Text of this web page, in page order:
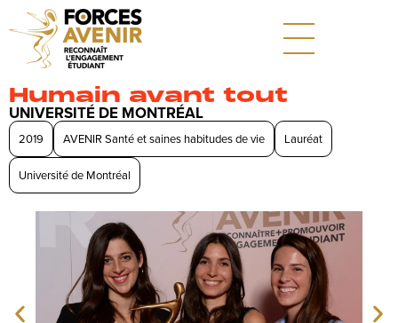
Humain avant tout
UNIVERSITÉ DE MONTRÉAL
2019 AVENIR Santé et saines habitudes de vie Lauréat
Université de Montréal